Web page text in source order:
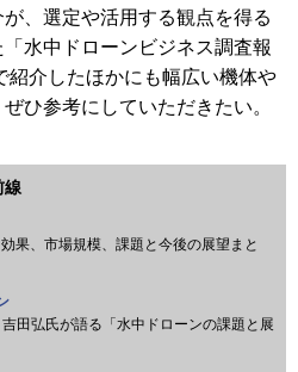
、選定や活用する観点を得る
水中ドローンビジネス調査報
紹介したほかにも幅広い機体や
ひ参考にしていただきたい。
線
果、市場規模、課題と今後の展望まと
田弘氏が語る「水中ドローンの課題と展